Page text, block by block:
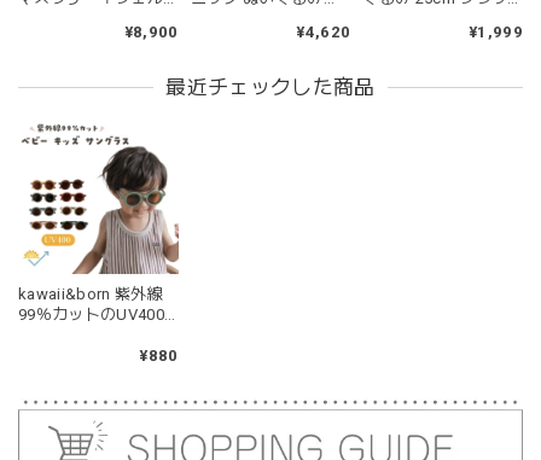
2026/04/24
持ちやすいようで今持ってるおもちゃの中で1番長く握って
遊び方をしています。見た目が可愛いので遊んでいる姿もと
ても可愛いです。また、シリコン製なので哺乳瓶と一緒に洗
ったり除菌できたり常に清潔に保てるのも嬉しいです。
moca
2026/04/24
耳の部分が咥えやすいようでよく遊んでいます。木の部分は
ますが、見た目が可愛くて満足です。
ツリー アンダイドプ
¥8,900
Organic Plush toy テ
¥4,620 ¥1,999
最近チェックした商品
kawaii&born 紫外線
99％カットのUV400
ビーサングラス 夏 日
¥880